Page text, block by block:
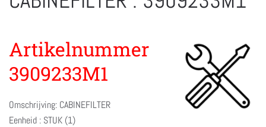
Artikelnummer
3909233M1
Omschrijving: CABINEFILTER
Eenheid : STUK (1)